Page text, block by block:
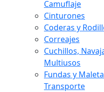
Camuflaje
Cinturones
Coderas y
Correajes
Cuchillos,
Multiusos
Fundas y
Transporte